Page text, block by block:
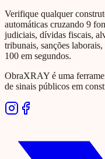
Verifique qualquer
automáticas cruzando 9
judiciais, dívidas fiscais,
tribunais, sanções
100 em segundos.
ObraXRAY é uma
de sinais públicos em